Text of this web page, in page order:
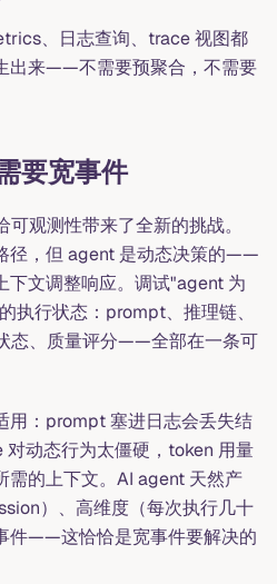
、日志查询、trace 视图都
出来——不需要预聚合，不需要
要宽事件
观测性带来了全新的挑战。
径，但 agent 是动态决策的——
下文调整响应。调试"agent 为
执行状态：prompt、推理链、
态、质量评分——全部在一条可
用：prompt 塞进日志会丢失结
动态行为太僵硬，token 用量
的上下文。AI agent 天然产
）、高维度（每次执行几十
件——这恰恰是宽事件要解决的